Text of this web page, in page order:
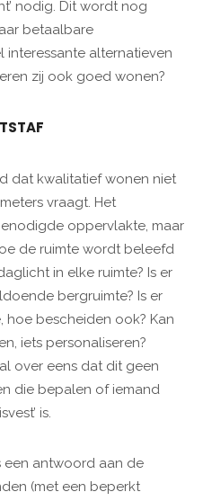
nodig. Dit wordt nog
betaalbare
alternatieven
zij ook goed wonen?
dat kwalitatief wonen niet
vraagt. Het
oppervlakte, maar
de ruimte wordt beleefd
in elke ruimte? Is er
bergruimte? Is er
hoe bescheiden ook? Kan
iets personaliseren?
over eens dat dit geen
die bepalen of iemand
is.
een antwoord aan de
(met een beperkt